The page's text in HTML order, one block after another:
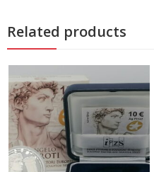
Related products